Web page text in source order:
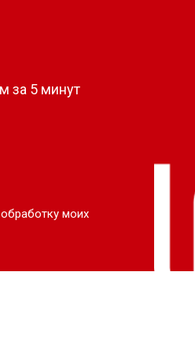
за 5 минут
моих